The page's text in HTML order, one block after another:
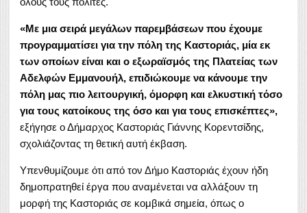
«Με μια σειρά μεγάλων παρεμβάσεων που έχουμε
προγραμματίσει για την πόλη της Καστοριάς, μία εκ
των οποίων είναι και ο εξωραϊσμός της Πλατείας των
Αδελφών Εμμανουήλ, επιδιώκουμε να κάνουμε την
πόλη μας πιο λειτουργική, όμορφη και ελκυστική τόσο
για τους κατοίκους της όσο και για τους επισκέπτες»,
εξήγησε ο Δήμαρχος Καστοριάς Γιάννης Κορεντσίδης,
σχολιάζοντας τη θετική αυτή έκβαση.
Υπενθυμίζουμε ότι από τον Δήμο Καστοριάς έχουν ήδη
δημοπρατηθεί έργα που αναμένεται να αλλάξουν τη
μορφή της Καστοριάς σε κομβικά σημεία, όπως ο